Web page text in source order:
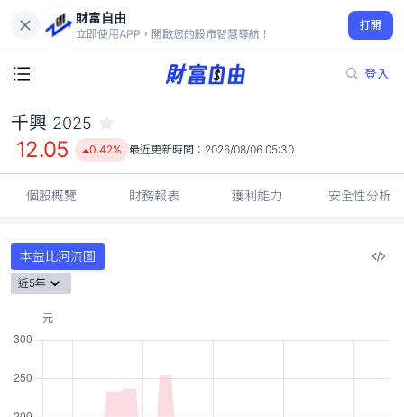
財富自由
立即使用APP，開啟您的股市智慧導航！
打開
登入
12.05
0.42%
千興 2025
12.05 0.42% 最近更新時間： 2026/08/06 05:30
個股概覽 財務報表 獲利能力 安全性分析
本益比河流圖
近5年